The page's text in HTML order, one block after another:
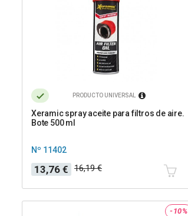
PRODUCTO UNIVERSAL
Xeramic spray aceite para filtros de aire.
Bote 500 ml
Nº 11402
Precio
13,76 €
Precio
base
16,19 €
-10%